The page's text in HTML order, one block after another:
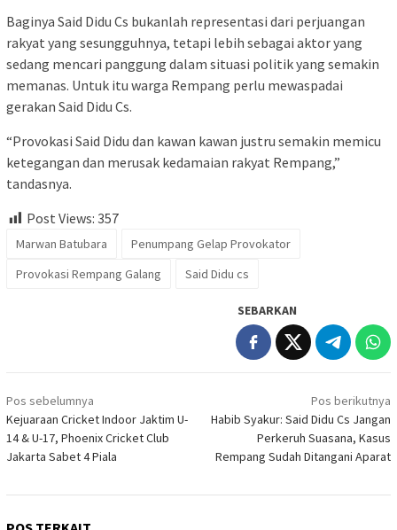
Baginya Said Didu Cs bukanlah representasi dari perjuangan
rakyat yang sesungguhnya, tetapi lebih sebagai aktor yang
sedang mencari panggung dalam situasi politik yang semakin
memanas. Untuk itu warga Rempang perlu mewaspadai
gerakan Said Didu Cs.
“Provokasi Said Didu dan kawan kawan justru semakin memicu
ketegangan dan merusak kedamaian rakyat Rempang,”
tandasnya.
Post Views: 357
Marwan Batubara
Penumpang Gelap Provokator
Provokasi Rempang Galang
Said Didu cs
SEBARKAN
Navigasi
pos
Pos sebelumnya
Kejuaraan Cricket Indoor Jaktim U-
14 & U-17, Phoenix Cricket Club
Jakarta Sabet 4 Piala
Pos berikutnya
Habib Syakur: Said Didu Cs Jangan
Perkeruh Suasana, Kasus
Rempang Sudah Ditangani Aparat